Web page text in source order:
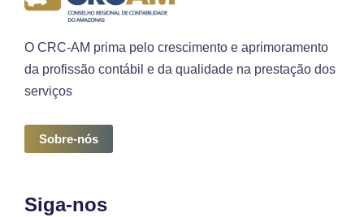
O CRC-AM prima pelo crescimento e aprimoramento
da profissão contábil e da qualidade na prestação dos
serviços
Sobre-nós
Siga-nos